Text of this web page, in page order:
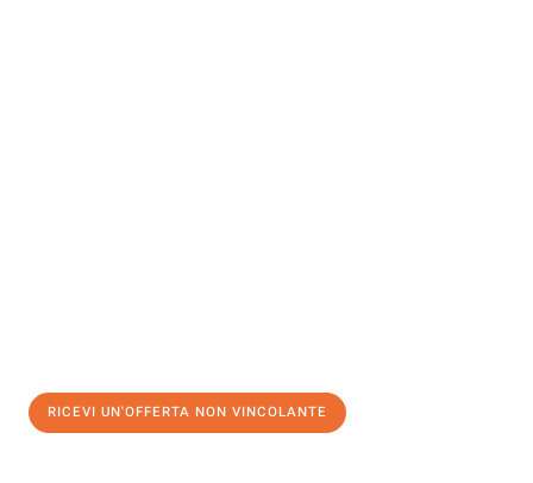
RICEVI UN'OFFERTA NON VINCOLANTE